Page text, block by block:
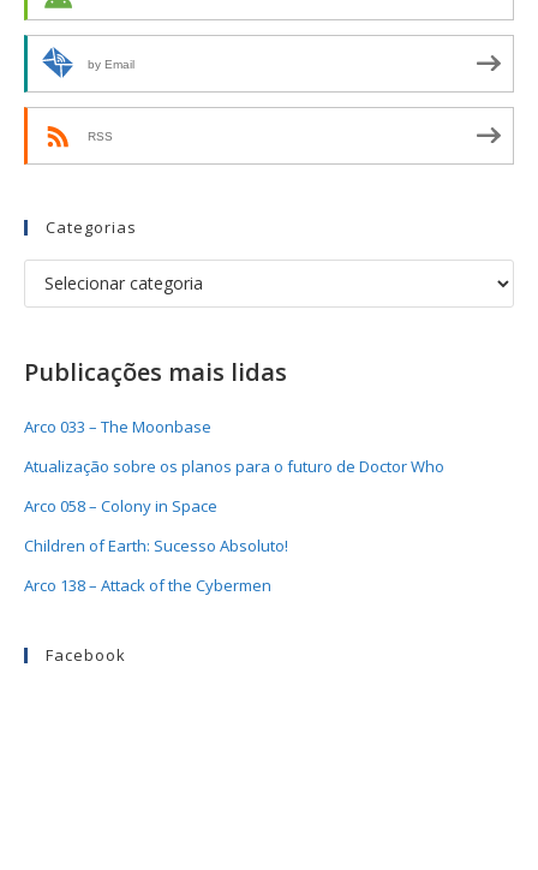
by Email
RSS
Categorias
Publicações mais lidas
Arco 033 – The Moonbase
Atualização sobre os planos para o futuro de Doctor Who
Arco 058 – Colony in Space
Children of Earth: Sucesso Absoluto!
Arco 138 – Attack of the Cybermen
Facebook